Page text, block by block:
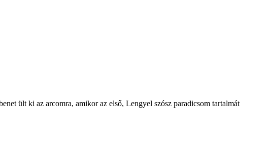
ült ki az arcomra, amikor az első, Lengyel szósz paradicsom tartalmát